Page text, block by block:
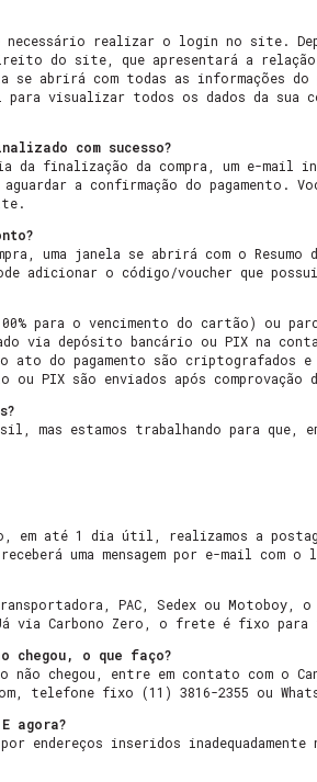
é necessário realizar o login no site.
do site, que apresentará a relação
se abrirá com todas as informações
para visualizar todos os dados da sua
com sucesso?
da finalização da compra, um e-mail
a confirmação do pagamento.
uma janela se abrirá com o Resumo
adicionar o código/voucher que
para o vencimento do cartão) ou
via depósito bancário ou PIX na
ato do pagamento são criptografados
PIX são enviados após comprovação
mas estamos trabalhando para que,
em até 1 dia útil, realizamos a
uma mensagem por e-mail
PAC, Sedex ou
via Carbono Zero, o frete é fixo para
chegou, o que faço?
não chegou, entre em contato com o
, telefone fixo (11) 3816-2355 ou
agora?
endereços inseridos